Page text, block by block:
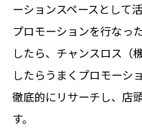
ーションスペースとして
プロモーションを行なっ
したら、チャンスロス（
したらうまくプロモーシ
徹底的にリサーチし、店
す。